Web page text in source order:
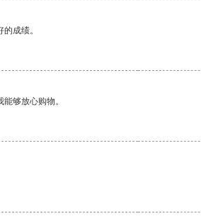
成绩。
够放心购物。